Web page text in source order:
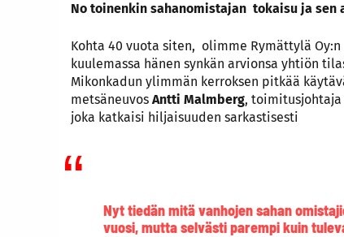
No toinenkin sahanomistajan tokaisu ja sen
Kohta 40 vuota siten, olimme Rymättylä Oy:n
kuulemassa hänen synkän arvionsa yhtiön
Mikonkadun ylimmän kerroksen pitkää
metsäneuvos Antti Malmberg, toimitusjohtaja
joka katkaisi hiljaisuuden sarkastisesti
Nyt tiedän mitä vanhojen sahan
vuosi, mutta selvästi parempi kuin